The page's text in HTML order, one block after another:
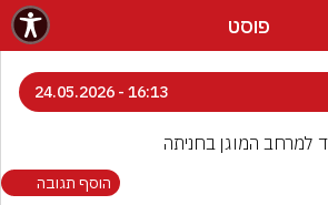
פוסט
16:13 - 24.05.2026
למרחב המוגן בחניתה
הוסף תגובה